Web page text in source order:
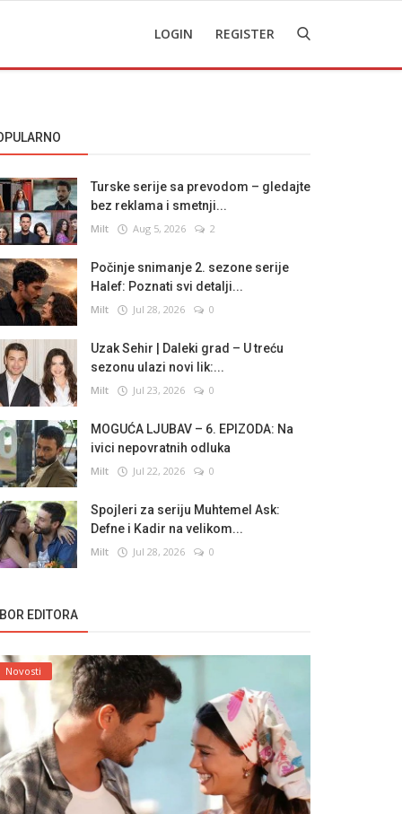
LOGIN REGISTER
Turske serije sa prevodom – gledajte
bez reklama i smetnji...
Milt Aug 5, 2026 2
Počinje snimanje 2. sezone serije
Halef: Poznati svi detalji...
Milt Jul 28, 2026 0
Uzak Sehir | Daleki grad – U treću
sezonu ulazi novi lik:...
Milt Jul 23, 2026 0
MOGUĆA LJUBAV – 6. EPIZODA: Na
ivici nepovratnih odluka
Milt Jul 22, 2026 0
Spojleri za seriju Muhtemel Ask:
Defne i Kadir na velikom...
Milt Jul 28, 2026 0
EDITORA
Novosti